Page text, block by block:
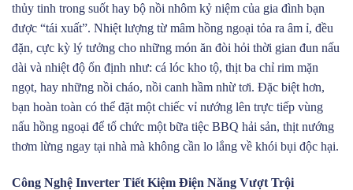
thủy tinh trong suốt hay bộ nồi nhôm kỷ niệm của gia đình bạn
được “tái xuất”. Nhiệt lượng từ mâm hồng ngoại tỏa ra âm ỉ, đều
đặn, cực kỳ lý tưởng cho những món ăn đòi hỏi thời gian đun nấu
dài và nhiệt độ ổn định như: cá lóc kho tộ, thịt ba chỉ rim mặn
ngọt, hay những nồi cháo, nồi canh hầm nhừ tơi. Đặc biệt hơn,
bạn hoàn toàn có thể đặt một chiếc vỉ nướng lên trực tiếp vùng
nấu hồng ngoại để tổ chức một bữa tiệc BBQ hải sản, thịt nướng
thơm lừng ngay tại nhà mà không cần lo lắng về khói bụi độc hại.
Công Nghệ Inverter Tiết Kiệm Điện Năng Vượt Trội